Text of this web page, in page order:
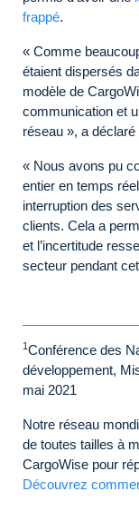
frappé.
« Comme
étaient dispersés
modèle de
communication et
réseau », a
« Nous avons pu
entier en temps
interruption des
clients. Cela a
et l’incertitude
secteur pendant
1 Conférence des
développement,
mai 2021
Notre réseau
de toutes tailles à
CargoWise pour
Découvrez